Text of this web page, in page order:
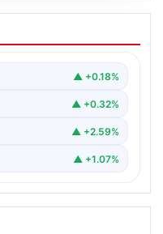
Ödemeleri
Bakan
yardımı ödemeleri,
▲ +0.18%
▲ +0.32%
▲ +2.59%
▲ +1.07%